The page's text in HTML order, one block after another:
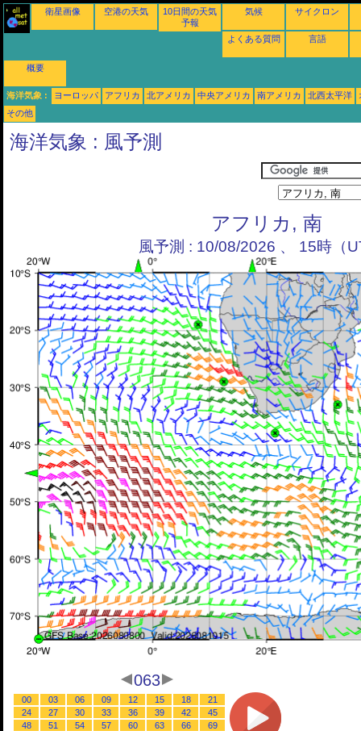
衛星画像 空港の天気
10日間の天気
予報
気候 サイクロン
よくある質問 言語
概要
海洋気象 : ヨーロッパ アフリカ 北アメリカ 中央アメリカ 南アメリカ 北西太平洋
その他
海洋気象 : 風予測
アフリカ, 南
風予測 : 10/08/2026 、 15時（
063
00 03 06 09 12 15 18
21
24
27 30 33 36 39 42
45
48
51 54 57 60 63 66
69